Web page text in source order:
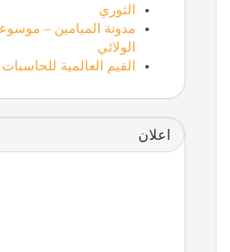
الثوري
مدونة الميامين –
الولائي
القيم العالمية للحاسبات
اعلان